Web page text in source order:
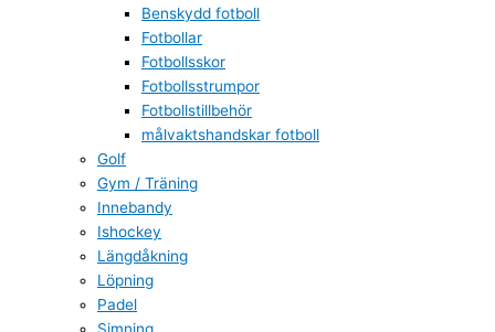
Benskydd fotboll
Fotbollar
Fotbollsskor
Fotbollsstrumpor
Fotbollstillbehör
målvaktshandskar fotboll
Golf
Gym / Träning
Innebandy
Ishockey
Längdåkning
Löpning
Padel